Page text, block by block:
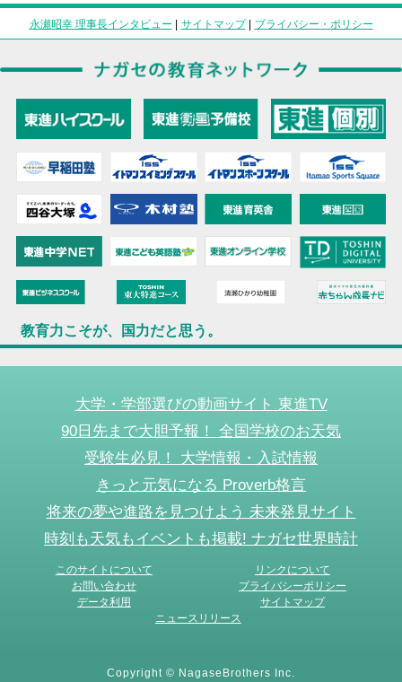
永瀬昭幸 理事長インタビュー | サイトマップ| プライバシー・ポリシー
教育力こそが、国力だと思う。
大学・学部選びの動画サイト 東進TV
90日先まで大胆予報！ 全国学校のお天気
受験生必見！ 大学情報・入試情報
きっと元気になる Proverb格言
将来の夢や進路を見つけよう 未来発見サイト
時刻も天気もイベントも掲載! ナガセ世界時計
このサイトについて
リンクについて
お問い合わせ
プライバシーポリシー
データ利用
サイトマップ
ニュースリリース
Copyright © NagaseBrothers Inc.